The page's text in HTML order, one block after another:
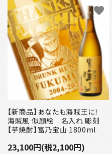
【新商品】あなたも海賊王に！
海賊風 似顔絵 名入れ 彫刻
【芋焼酎】富乃宝山 1800ml
23,100円(税2,100円)
favorite